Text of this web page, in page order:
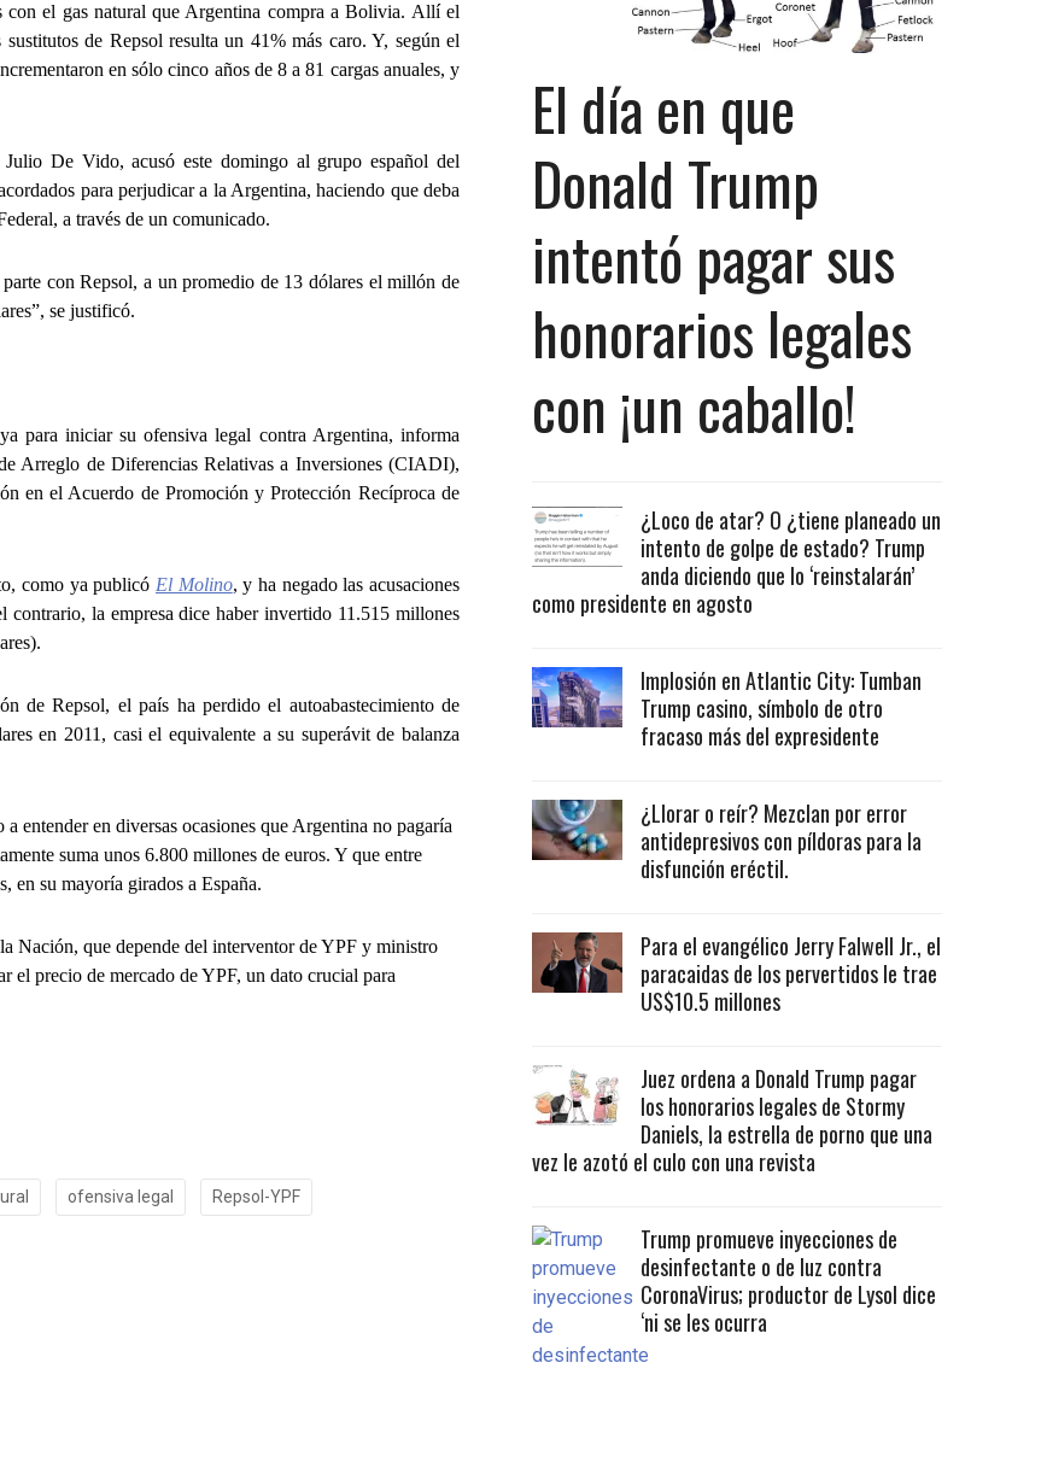
con el gas natural que Argentina compra a Bolivia. Allí el
de Repsol resulta un 41% más caro. Y, según el
en sólo cinco años de 8 a 81 cargas anuales, y
De Vido, acusó este domingo al grupo español del
para perjudicar a la Argentina, haciendo que deba
a través de un comunicado.
con Repsol, a un promedio de 13 dólares el millón de
se justificó.
para iniciar su ofensiva legal contra Argentina, informa
Arreglo de Diferencias Relativas a Inversiones (CIADI),
en el Acuerdo de Promoción y Protección Recíproca de
como ya publicó El Molino, y ha negado las acusaciones
la empresa dice haber invertido 11.515 millones
de Repsol, el país ha perdido el autoabastecimiento de
en 2011, casi el equivalente a su superávit de balanza
en diversas ocasiones que Argentina no pagaría
suma unos 6.800 millones de euros. Y que entre
en su mayoría girados a España.
Nación, que depende del interventor de YPF y ministro
el precio de mercado de YPF, un dato crucial para
ofensiva legal Repsol-YPF
El día en que
Donald Trump
intentó pagar sus
honorarios legales
con ¡un caballo!
¿Loco de atar? O ¿tiene planeado un
intento de golpe de estado? Trump
anda diciendo que lo ‘reinstalarán’
como presidente en agosto
Implosión en Atlantic City: Tumban
Trump casino, símbolo de otro
fracaso más del expresidente
¿Llorar o reír? Mezclan por error
antidepresivos con píldoras para la
disfunción eréctil.
Para el evangélico Jerry Falwell Jr., el
paracaidas de los pervertidos le trae
US$10.5 millones
Juez ordena a Donald Trump pagar
los honorarios legales de Stormy
Daniels, la estrella de porno que una
vez le azotó el culo con una revista
Trump promueve inyecciones de
desinfectante o de luz contra
CoronaVirus; productor de Lysol dice
‘ni se les ocurra